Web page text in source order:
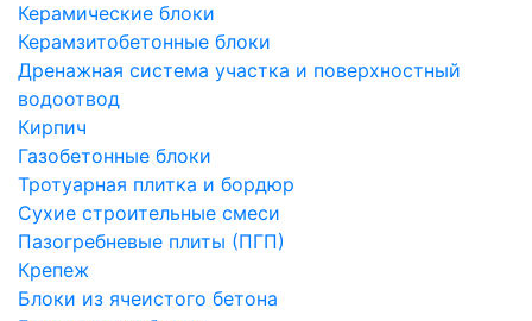
Керамические блоки
Керамзитобетонные блоки
Дренажная система участка и поверхностный
водоотвод
Кирпич
Газобетонные блоки
Тротуарная плитка и бордюр
Сухие строительные смеси
Пазогребневые плиты (ПГП)
Крепеж
Блоки из ячеистого бетона